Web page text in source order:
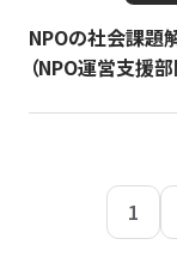
NPOの社会課題
（NPO運営支援
1